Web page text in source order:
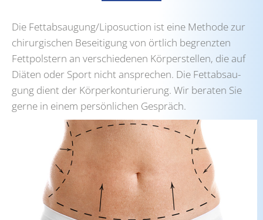
Die Fettabsaugung/Liposuction ist eine Metho­de zur
chir­ur­gi­schen Besei­ti­gung von ört­lich begrenz­ten
Fett­pols­tern an ver­schie­de­nen Kör­per­stel­len, die auf
Diä­ten oder Sport nicht anspre­chen. Die Fett­ab­sau­
gung dient der Kör­per­kon­tu­rie­rung. Wir bera­ten Sie
ger­ne in einem per­sön­li­chen Gespräch.